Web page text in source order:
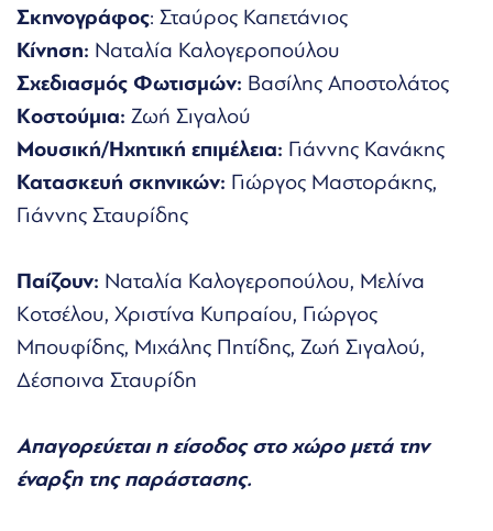
Σκηνογράφος: Σταύρος Καπετάνιος
Κίνηση: Ναταλία Καλογεροπούλου
Σχεδιασμός Φωτισμών: Βασίλης Αποστολάτος
Κοστούμια: Ζωή Σιγαλού
Μουσική/Ηχητική επιμέλεια: Γιάννης Κανάκης
Κατασκευή σκηνικών: Γιώργος Μαστοράκης,
Γιάννης Σταυρίδης
Παίζουν: Ναταλία Καλογεροπούλου, Μελίνα
Κοτσέλου, Χριστίνα Κυπραίου, Γιώργος
Μπουφίδης, Μιχάλης Πητίδης, Ζωή Σιγαλού,
Δέσποινα Σταυρίδη
Απαγορεύεται η είσοδος στο χώρο μετά την
έναρξη της παράστασης.